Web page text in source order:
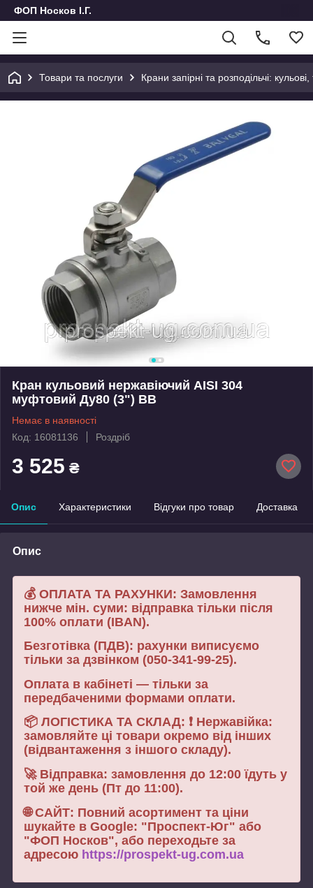
ФОП Носков І.Г.
Товари та послуги Крани запірні та розподільчі:
Кран кульовий нержавіючий AISI 304
муфтовий Ду80 (3") ВВ
Немає в наявності
Код: 16081136
Роздріб
3 525 ₴
Опис Характеристики Відгуки про товар Доставка
Опис
💰 ОПЛАТА ТА РАХУНКИ: Замовлення
нижче мін. суми: відправка тільки після
100% оплати (IBAN).
Безготівка (ПДВ): рахунки виписуємо
тільки за дзвінком (050-341-99-25).
Оплата в кабінеті — тільки за
передбаченими формами оплати.
📦 ЛОГІСТИКА ТА СКЛАД: ❗ Нержавійка:
замовляйте ці товари окремо від інших
(відвантаження з іншого складу).
🚀 Відправка: замовлення до 12:00 їдуть у
той же день (Пт до 11:00).
🌐 САЙТ: Повний асортимент та ціни
шукайте в Google: "Проспект-Юг" або
"ФОП Носков", або переходьте за
адресою https://prospekt-ug.com.ua